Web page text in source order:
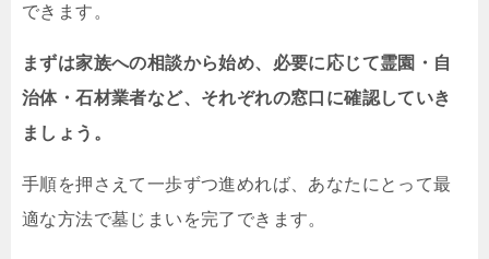
できます。
まずは家族への相談から始め、必要に応じて霊園・自
治体・石材業者など、それぞれの窓口に確認していき
ましょう。
手順を押さえて一歩ずつ進めれば、あなたにとって最
適な方法で墓じまいを完了できます。